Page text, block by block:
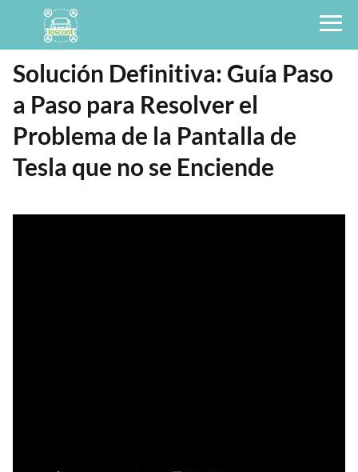
Solución Definitiva: Guía Paso
a Paso para Resolver el
Problema de la Pantalla de
Tesla que no se Enciende